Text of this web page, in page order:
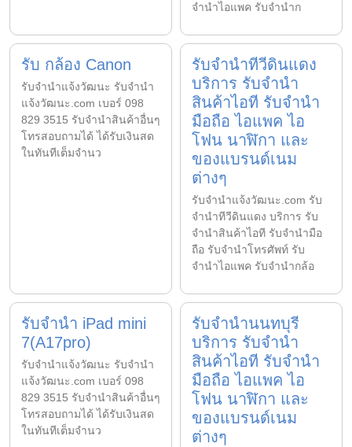
จำนำไอแพค รับจำนำก
รับ กล้อง Canon
รับจํานําแจ้งวัฒนะ รับจํานํา
แจ้งวัฒนะ.com เบอร์ 098
829 3515 รับจำนำสินค้าอื่นๆ
โทรสอบถามได้ ได้รับเงินสด
ในทันทีเต็มจำนว
รับจำนำทีวีดินแดง
บริการ รับจำนำ
สินค้าไอที รับจำนำ
มือถือ ไอแพค ไอ
โฟน นาฬิกา และ
ของแบรนด์เนม
ต่างๆ
รับจํานําแจ้งวัฒนะ.com รับ
จำนำทีวีดินแดง บริการ รับ
จำนำสินค้าไอที รับจำนำมือ
ถือ รับจำนำโทรศัพท์ รับ
จำนำไอแพค รับจำนำกล้อ
รับจำนำ iPad mini
7(A17pro)
รับจํานําแจ้งวัฒนะ รับจํานํา
แจ้งวัฒนะ.com เบอร์ 098
829 3515 รับจำนำสินค้าอื่นๆ
โทรสอบถามได้ ได้รับเงินสด
ในทันทีเต็มจำนว
รับจำนำนนทบุรี
บริการ รับจำนำ
สินค้าไอที รับจำนำ
มือถือ ไอแพค ไอ
โฟน นาฬิกา และ
ของแบรนด์เนม
ต่างๆ